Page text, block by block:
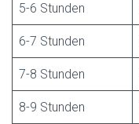
5-6 Stunden
6-7 Stunden
7-8 Stunden
8-9 Stunden